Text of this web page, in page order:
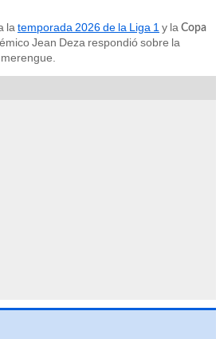
la temporada 2026 de la Liga 1 y la Copa
Jean Deza respondió sobre la